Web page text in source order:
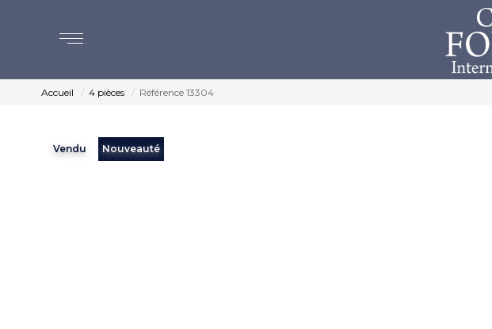
Accueil 4 pièces Référence 13304
Vendu Nouveauté